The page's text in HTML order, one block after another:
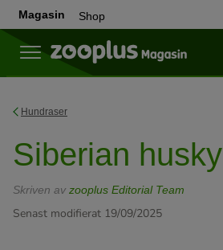
Magasin Shop
Hundraser
Siberian husky
Skriven av zooplus Editorial Team
Senast modifierat 19/09/2025